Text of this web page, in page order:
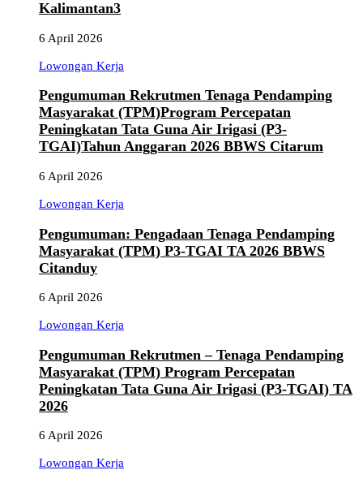
Kalimantan3
6 April 2026
Lowongan Kerja
Pengumuman Rekrutmen Tenaga Pendamping
Masyarakat (TPM)Program Percepatan
Peningkatan Tata Guna Air Irigasi (P3-
TGAI)Tahun Anggaran 2026 BBWS Citarum
6 April 2026
Lowongan Kerja
Pengumuman: Pengadaan Tenaga Pendamping
Masyarakat (TPM) P3-TGAI TA 2026 BBWS
Citanduy
6 April 2026
Lowongan Kerja
Pengumuman Rekrutmen – Tenaga Pendamping
Masyarakat (TPM) Program Percepatan
Peningkatan Tata Guna Air Irigasi (P3-TGAI) TA
2026
6 April 2026
Lowongan Kerja